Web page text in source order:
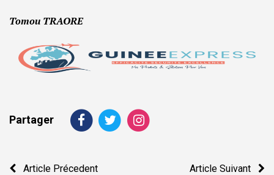
Tomou TRAORE
Partager
Navigation
Article Précedent Article Suivant